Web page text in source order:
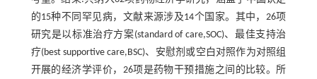
的15种不同罕见病，文献来源涉及14个国家。其中，26项
研究是以标准治疗方案(standard of care,SOC)、最佳支持治
疗(best supportive care,BSC)、安慰剂或空白对照作为对照组
开展的经济学评价，26项是药物干预措施之间的比较。所